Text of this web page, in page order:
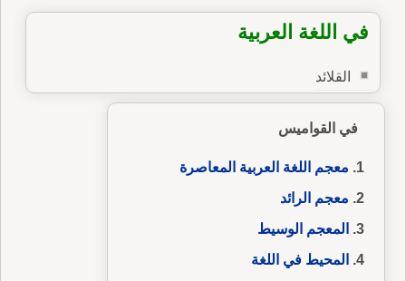
في اللغة العربية
القلائد
في القواميس
معجم اللغة العربية المعاصرة
معجم الرائد
المعجم الوسيط
المحيط في اللغة